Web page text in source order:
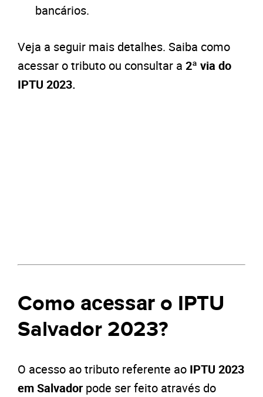
bancários.
Veja a seguir mais detalhes. Saiba como
acessar o tributo ou consultar a 2ª via do
IPTU 2023.
Como acessar o IPTU
Salvador 2023?
O acesso ao tributo referente ao IPTU 2023
em Salvador pode ser feito através do